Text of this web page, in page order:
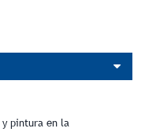
pintura en la